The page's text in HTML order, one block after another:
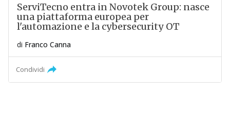
ServiTecno entra in Novotek Group: nasce
una piattaforma europea per
l'automazione e la cybersecurity OT
di Franco Canna
Condividi